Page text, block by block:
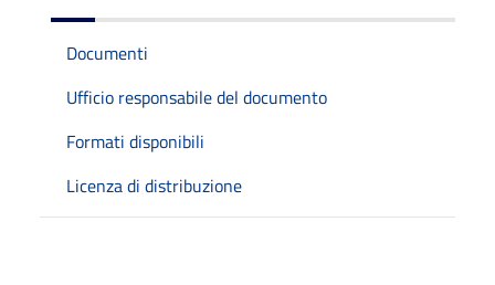
Documenti
Ufficio responsabile del documento
Formati disponibili
Licenza di distribuzione